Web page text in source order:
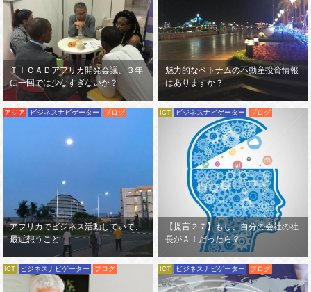
ＴＩＣＡＤアフリカ開発会議、３年
に一回では少なすぎないか？
魅力的なベトナムの不動産投資情報
はありますか？
アジア ビジネスナビゲーター ブログ
アフリカでビジネス活動していて、
最近想うこと
ICT ビジネスナビゲーター ブログ
【提言２７】もし、自分の会社の社
長がＡＩだったら？
ICT ビジネスナビゲーター ブログ ICT ビジネスナビゲーター ブログ